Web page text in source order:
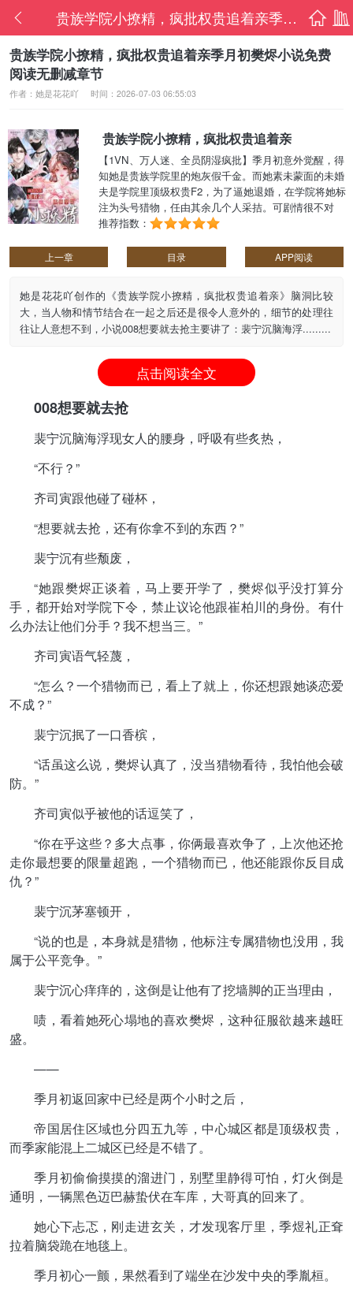
贵族学院小撩精，疯批权贵追着亲季月初樊烬
首页 书架
贵族学院小撩精，疯批权贵追着亲季月初樊烬小说免费
阅读无删减章节
作者：她是花花吖 时间：2026-07-03 06:55:03
贵族学院小撩精，疯批权贵追着亲
【1VN、万人迷、全员阴湿疯批】季月初意外觉醒，得
知她是贵族学院里的炮灰假千金。而她素未蒙面的未婚
夫是学院里顶级权贵F2，为了逼她退婚，在学院将她标
注为头号猎物，任由其余几个人采拮。可剧情很不对
劲，性格暴戾的F1假扮成F2，蓄意接近她，不惜色诱,
都不...我娶！只要不退婚，命可以给你。”......
推荐指数：
上一章 目录 APP阅读
她是花花吖创作的《贵族学院小撩精，疯批权贵追着亲》脑洞比较
大，当人物和情节结合在一起之后还是很令人意外的，细节的处理往
往让人意想不到，小说008想要就去抢主要讲了：裴宁沉脑海浮.........
点击阅读全文
008想要就去抢
裴宁沉脑海浮现女人的腰身，呼吸有些炙热，
“不行？”
齐司寅跟他碰了碰杯，
“想要就去抢，还有你拿不到的东西？”
裴宁沉有些颓废，
“她跟樊烬正谈着，马上要开学了，樊烬似乎没打算分
手，都开始对学院下令，禁止议论他跟崔柏川的身份。有什
么办法让他们分手？我不想当三。”
齐司寅语气轻蔑，
“怎么？一个猎物而已，看上了就上，你还想跟她谈恋爱
不成？”
裴宁沉抿了一口香槟，
“话虽这么说，樊烬认真了，没当猎物看待，我怕他会破
防。”
齐司寅似乎被他的话逗笑了，
“你在乎这些？多大点事，你俩最喜欢争了，上次他还抢
走你最想要的限量超跑，一个猎物而已，他还能跟你反目成
仇？”
裴宁沉茅塞顿开，
“说的也是，本身就是猎物，他标注专属猎物也没用，我
属于公平竞争。”
裴宁沉心痒痒的，这倒是让他有了挖墙脚的正当理由，
啧，看着她死心塌地的喜欢樊烬，这种征服欲越来越旺
盛。
——
季月初返回家中已经是两个小时之后，
帝国居住区域也分四五九等，中心城区都是顶级权贵，
而季家能混上二城区已经是不错了。
季月初偷偷摸摸的溜进门，别墅里静得可怕，灯火倒是
通明，一辆黑色迈巴赫蛰伏在车库，大哥真的回来了。
她心下忐忑，刚走进玄关，才发现客厅里，季煜礼正耷
拉着脑袋跪在地毯上。
季月初心一颤，果然看到了端坐在沙发中央的季胤桓。